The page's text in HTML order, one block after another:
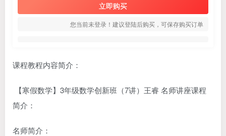
立即购买
您当前未登录！建议登陆后购买，可保存购买订单
课程教程内容简介：
【寒假数学】3年级数学创新班（7讲）王睿 名师讲座课程
简介：
名师简介：